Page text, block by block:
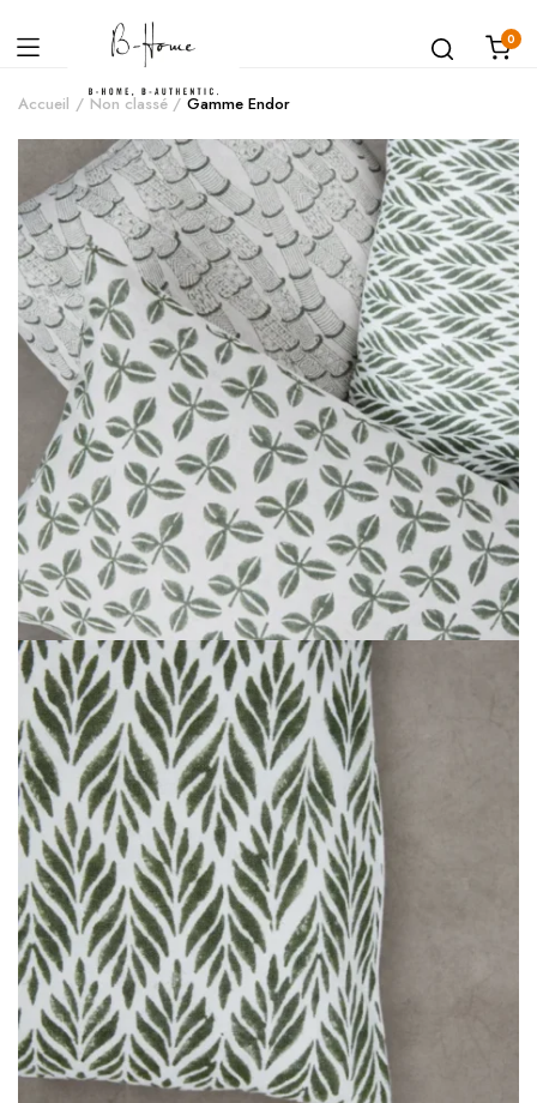
0
Accueil Non classé Gamme Endor